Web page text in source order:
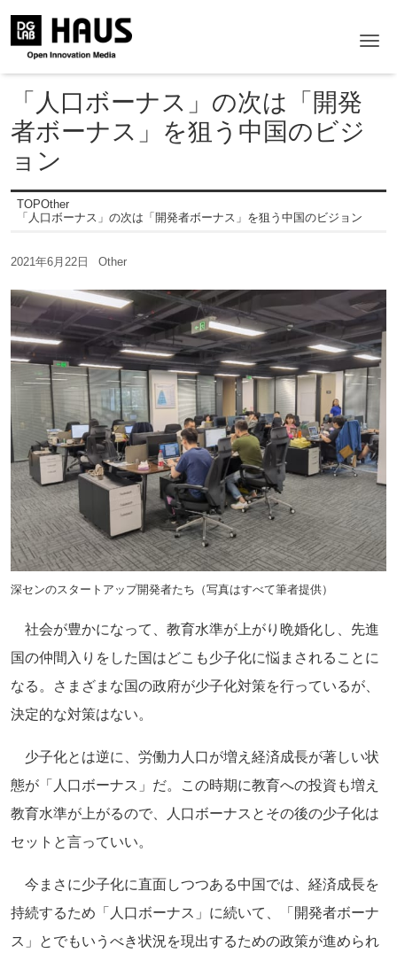
「人口ボーナス」の次は「開発
者ボーナス」を狙う中国のビジ
ョン
TOPOther
「人口ボーナス」の次は「開発者ボーナス」を狙う中国のビジョン
2021年6月22日 Other
深センのスタートアップ開発者たち（写真はすべて筆者提供）
社会が豊かになって、教育水準が上がり晩婚化し、先進
国の仲間入りをした国はどこも少子化に悩まされることに
なる。さまざまな国の政府が少子化対策を行っているが、
決定的な対策はない。
少子化とは逆に、労働力人口が増え経済成長が著しい状
態が「人口ボーナス」だ。この時期に教育への投資も増え
教育水準が上がるので、人口ボーナスとその後の少子化は
セットと言っていい。
今まさに少子化に直面しつつある中国では、経済成長を
持続するため「人口ボーナス」に続いて、「開発者ボーナ
ス」とでもいうべき状況を現出するための政策が進められ